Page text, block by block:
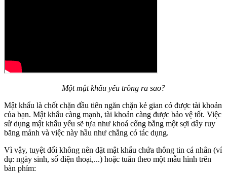
Một mật khẩu yếu trông ra sao?
Mật khẩu là chốt chặn đầu tiên ngăn chặn kẻ gian có được tài khoản
của bạn. Mật khẩu càng mạnh, tài khoản càng được bảo vệ tốt. Việc
sử dụng mật khẩu yếu sẽ tựa như khoá cổng bằng một sợi dây ruy
băng mảnh và việc này hầu như chẳng có tác dụng.
Vì vậy, tuyệt đối không nên đặt mật khẩu chứa thông tin cá nhân (ví
dụ: ngày sinh, số điện thoại,...) hoặc tuân theo một mẫu hình trên
bàn phím: